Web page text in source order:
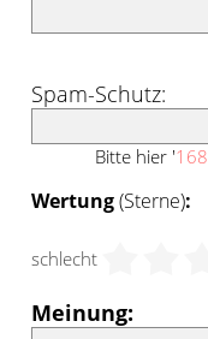
Spam-Schutz:
Bitte hier '168
Wertung(Sterne):
schlecht
Meinung: